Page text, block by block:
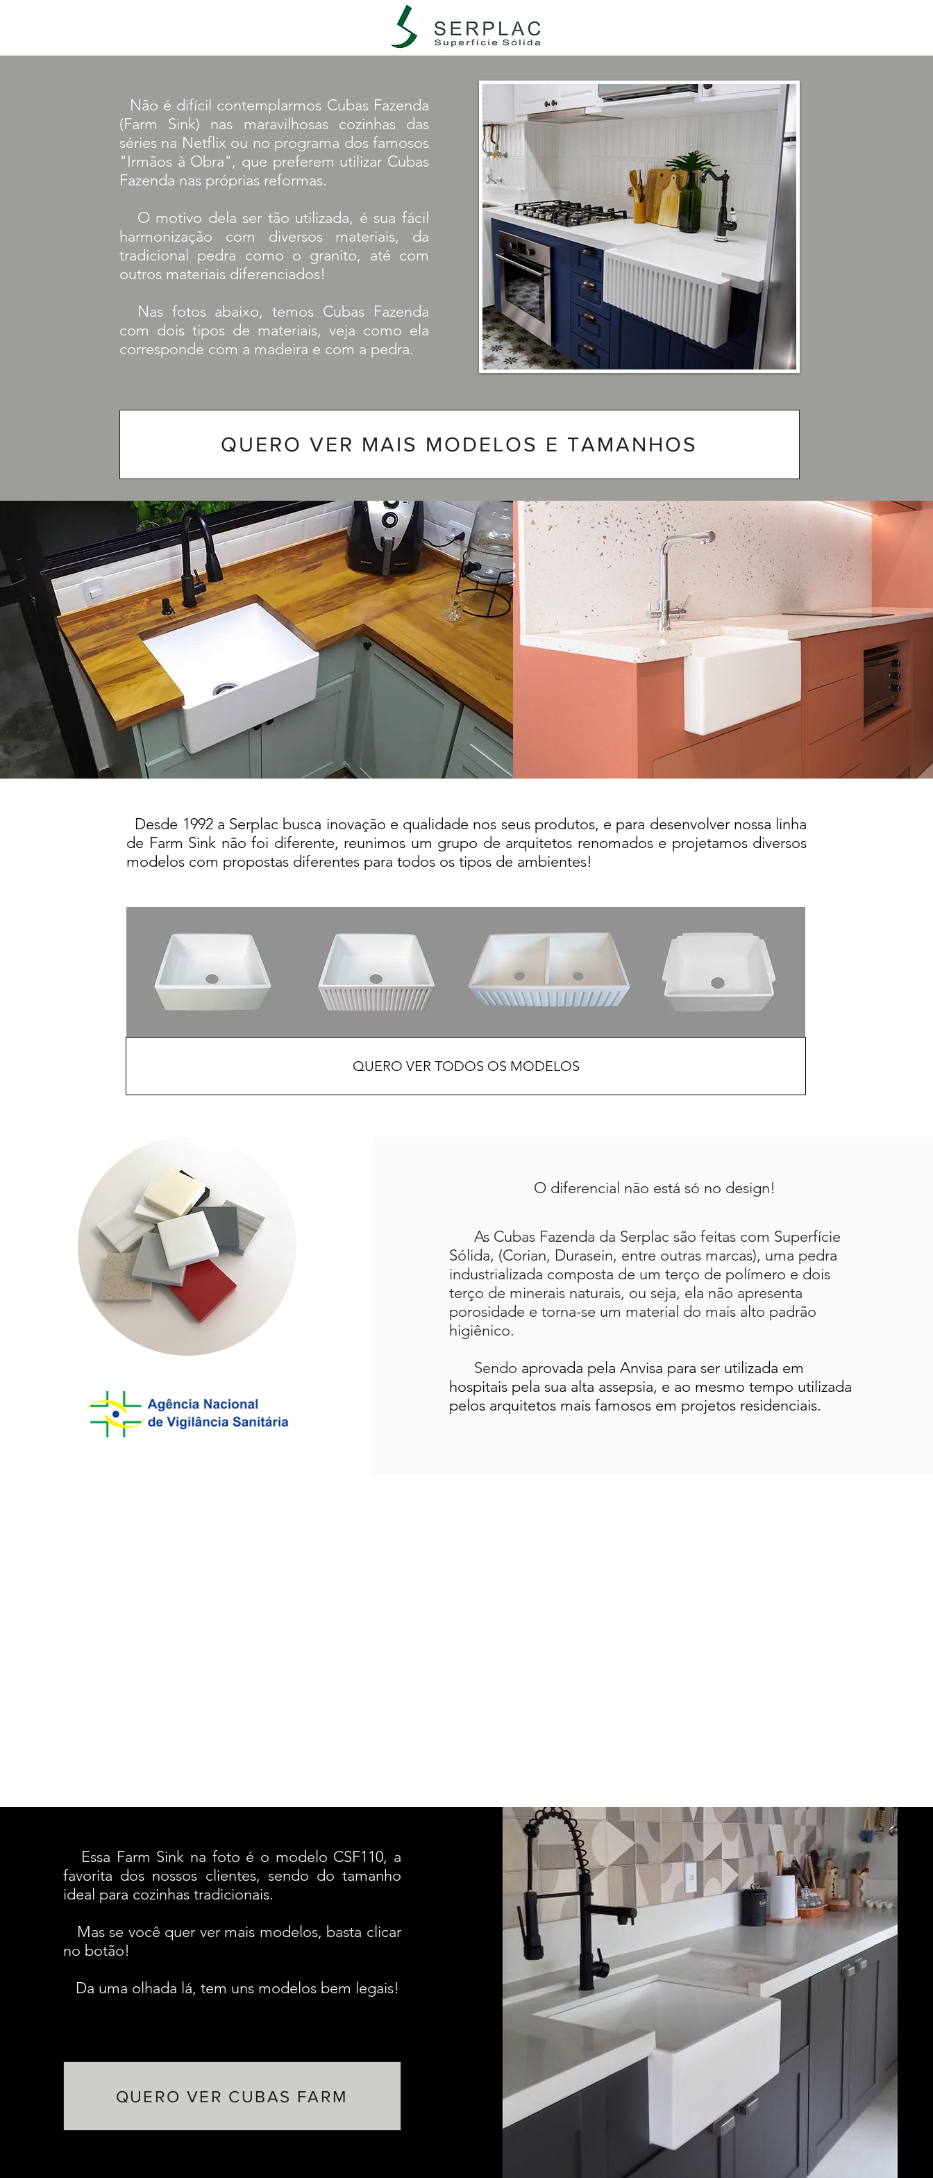
Não é difícil contemplarmos Cubas Fazenda
(Farm Sink) nas maravilhosas cozinhas das
séries na Netflix ou no programa dos famosos
"Irmãos à Obra", que preferem utilizar Cubas
Fazenda nas próprias reformas.
O motivo dela ser tão utilizada, é sua fácil
harmonização com diversos materiais, da
tradicional pedra como o granito, até com
outros materiais diferenciados!
Nas fotos abaixo, temos Cubas Fazenda
com dois tipos de materiais, veja como ela
corresponde com a madeira e com a pedra.
QUERO VER MAIS MODELOS E TAMANHOS
Desde 1992 a Serplac busca inovação e qualidade nos seus produtos, e para desenvolver nossa linha
de Farm Sink não foi diferente, reunimos um grupo de arquitetos renomados e projetamos diversos
modelos com propostas diferentes para todos os tipos de ambientes!
QUERO VER TODOS OS MODELOS
O diferencial não está só no design!
As Cubas Fazenda da Serplac são feitas com Superfície
Sólida, (Corian, Durasein, entre outras marcas), uma pedra
industrializada composta de um terço de polímero e dois
terço de minerais naturais, ou seja, ela não apresenta
porosidade e torna-se um material do mais alto padrão
higiênico.
Sendo aprovada pela Anvisa para ser utilizada em
hospitais pela sua alta assepsia, e ao mesmo tempo utilizada
pelos arquitetos mais famosos em projetos residenciais.
Essa Farm Sink na foto é o modelo CSF110, a
favorita dos nossos clientes, sendo do tamanho
ideal para cozinhas tradicionais.
Mas se você quer ver mais modelos, basta clicar
no botão!
Da uma olhada lá, tem uns modelos bem legais!
QUERO VER CUBAS FARM